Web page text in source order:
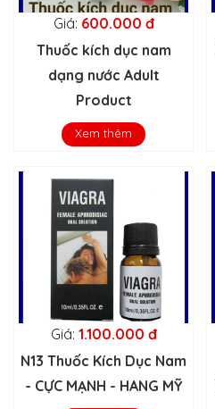
Giá: 600.000 đ
Thuốc kích dục nam
dạng nước Adult
Product
Xem thêm
Giá: 1.100.000 đ
N13 Thuốc Kích Dục Nam
- CỰC MẠNH - HANG MỸ